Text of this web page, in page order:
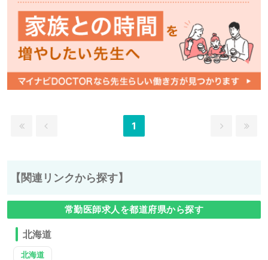
1
【関連リンクから探す】
常勤医師求人を都道府県から探す
北海道
北海道